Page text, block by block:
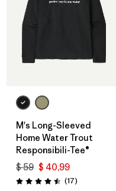
M's Long-Sleeved
Home Water Trout
Responsibili-Tee®
$ 59 $ 40,99
Valoración: 4.5 / 5
(17Comentarios
)